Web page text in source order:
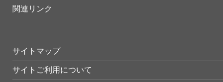
関連リンク
サイトマップ
サイトご利用について